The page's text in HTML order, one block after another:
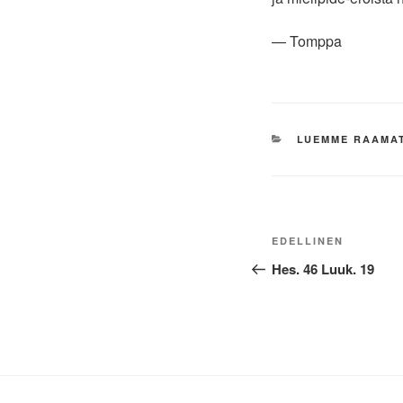
— Tomppa
KATEGORIAT
LUEMME
Artikkelien
selaus
Edellinen
artikkeli
EDELLINEN
Hes. 46 Luuk. 19